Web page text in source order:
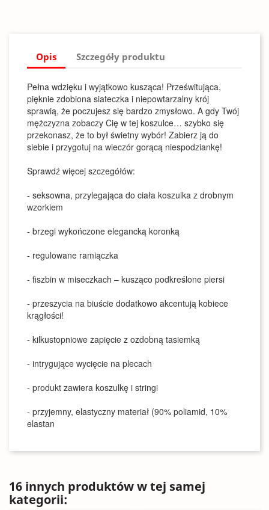
Opis Szczegóły produktu
Pełna wdzięku i wyjątkowo kusząca! Prześwitująca,
pięknie zdobiona siateczka i niepowtarzalny krój
sprawią, że poczujesz się bardzo zmysłowo. A gdy Twój
mężczyzna zobaczy Cię w tej koszulce… szybko się
przekonasz, że to był świetny wybór! Zabierz ją do
siebie i przygotuj na wieczór gorącą niespodziankę!
Sprawdź więcej szczegółów:
- seksowna, przylegająca do ciała koszulka z drobnym
wzorkiem
- brzegi wykończone elegancką koronką
- regulowane ramiączka
- fiszbin w miseczkach – kusząco podkreślone piersi
- przeszycia na biuście dodatkowo akcentują kobiece
krągłości!
- kilkustopniowe zapięcie z ozdobną tasiemką
- intrygujące wycięcie na plecach
- produkt zawiera koszulkę i stringi
- przyjemny, elastyczny materiał (90% poliamid, 10%
elastan
16 innych produktów w tej samej
kategorii: